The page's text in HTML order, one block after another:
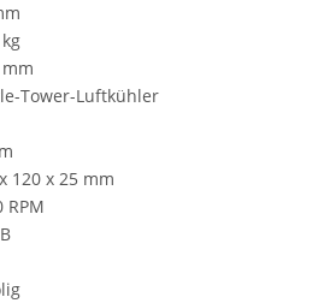
Tower-Luftkühler
120 x 25 mm
RPM